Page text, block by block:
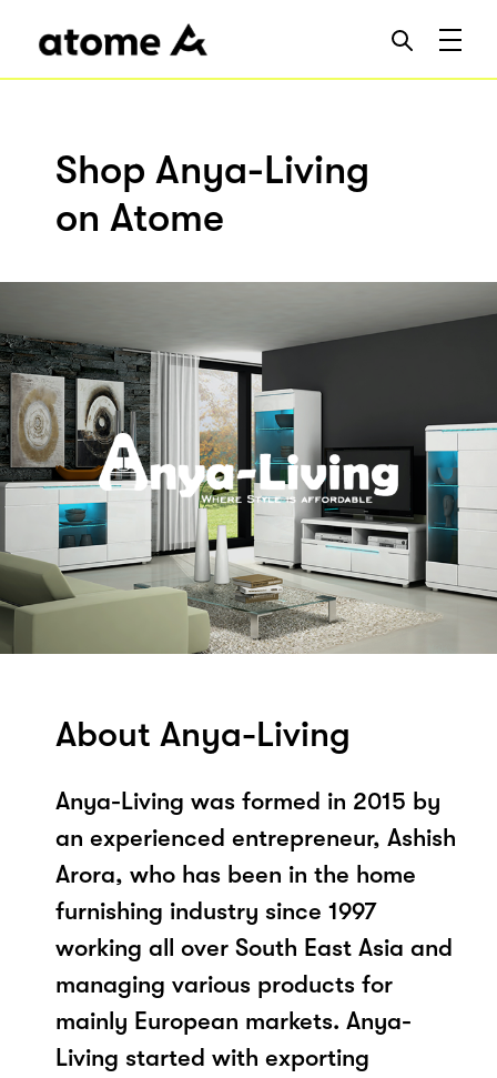
Shop Anya-Living
on Atome
About Anya-Living
Anya-Living was formed in 2015 by
an experienced entrepreneur, Ashish
Arora, who has been in the home
furnishing industry since 1997
working all over South East Asia and
managing various products for
mainly European markets. Anya-
Living started with exporting